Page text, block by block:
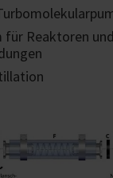
für Reaktoren und